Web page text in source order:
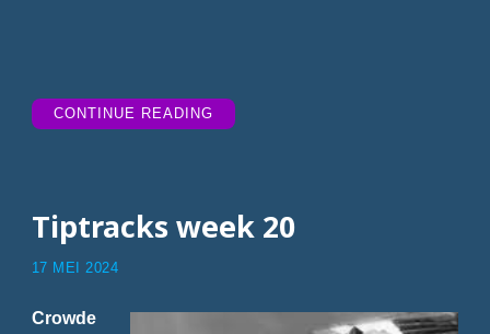
CONTINUE READING“TIPTRACKS
WEEK
Tiptracks week 20
17 MEI 2024
Crowde